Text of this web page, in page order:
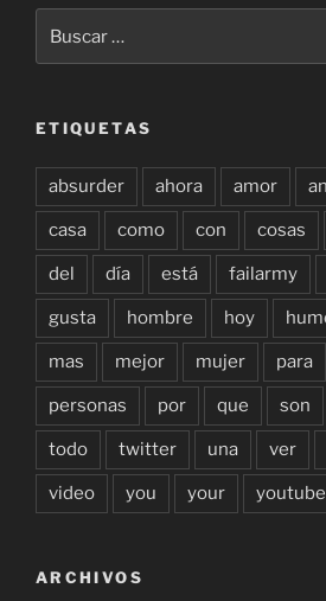
por:
ETIQUETAS
absurder ahora amor
casa como con cosas
del día está failarmy
gusta hombre hoy
mas mejor mujer para
personas por que son
todo twitter una ver
video you your youtube
ARCHIVOS